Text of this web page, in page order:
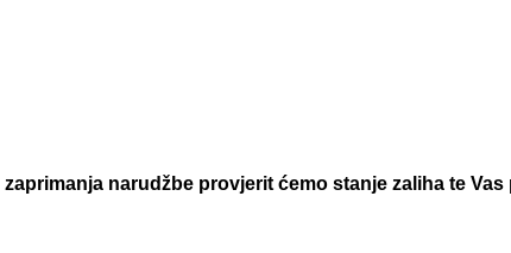
narudžbe provjerit ćemo stanje zaliha te